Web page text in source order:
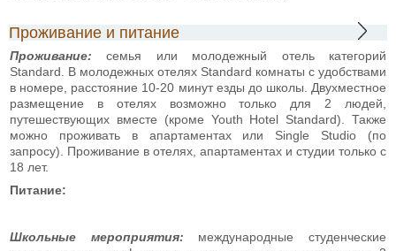
Проживание и питание
Проживание: семья или молодежный отель категорий
Standard. В молодежных отелях Standard комнаты с удобствами
в номере, расстояние 10-20 минут езды до школы. Двухместное
размещение в отелях возможно только для 2 людей,
путешествующих вместе (кроме Youth Hotel Standard). Также
можно проживать в апартаментах или Single Studio (по
запросу). Проживание в отелях, апартаментах и студии только с
18 лет.
Питание:
Школьные мероприятия: международные студенческие